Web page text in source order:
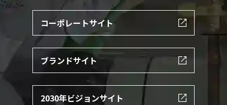
コーポレートサイト
ブランドサイト
2030年ビジョンサイト